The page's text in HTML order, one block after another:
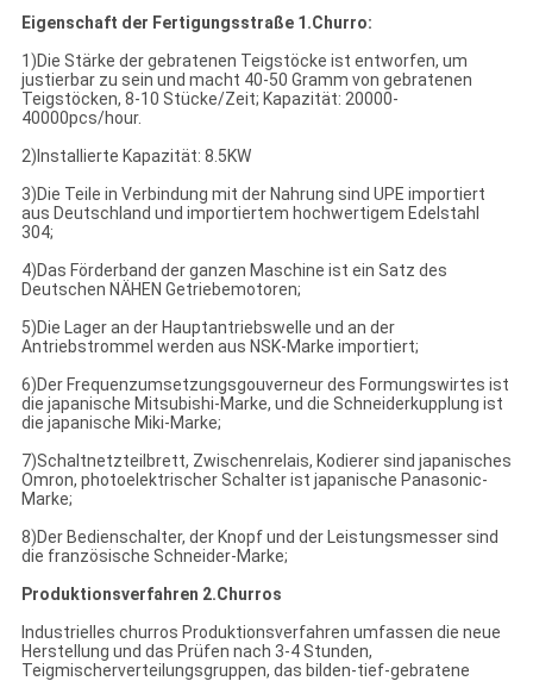
Eigenschaft der Fertigungsstraße 1.Churro:
1)Die Stärke der gebratenen Teigstöcke ist entworfen, um
justierbar zu sein und macht 40-50 Gramm von gebratenen
Teigstöcken, 8-10 Stücke/Zeit; Kapazität: 20000-
40000pcs/hour.
2)Installierte Kapazität: 8.5KW
3)Die Teile in Verbindung mit der Nahrung sind UPE importiert
aus Deutschland und importiertem hochwertigem Edelstahl
304;
4)Das Förderband der ganzen Maschine ist ein Satz des
Deutschen NÄHEN Getriebemotoren;
5)Die Lager an der Hauptantriebswelle und an der
Antriebstrommel werden aus NSK-Marke importiert;
6)Der Frequenzumsetzungsgouverneur des Formungswirtes ist
die japanische Mitsubishi-Marke, und die Schneiderkupplung ist
die japanische Miki-Marke;
7)Schaltnetzteilbrett, Zwischenrelais, Kodierer sind japanisches
Omron, photoelektrischer Schalter ist japanische Panasonic-
Marke;
8)Der Bedienschalter, der Knopf und der Leistungsmesser sind
die französische Schneider-Marke;
Produktionsverfahren 2.Churros
Industrielles churros Produktionsverfahren umfassen die neue
Herstellung und das Prüfen nach 3-4 Stunden,
Teigmischerverteilungsgruppen, das bilden-tief-gebratene